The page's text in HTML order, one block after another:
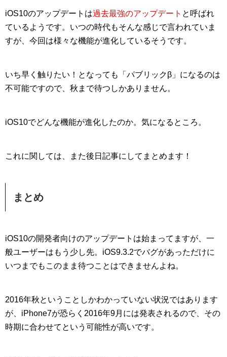
iOS10のアップデートは過去最強のアップデート と呼ばれ
ているようです。いつの時代もそんな感じで言われていま
すが、今回は様々な機能が進化しているそうです。
いち早く触りたい！となっても「パブリックβ」になるのは
不可能ですので、秋まで待つしかありません。
iOS10でどんな機能が進化したのか。気になるところ。
これに関しては、また後日記事にしてまとめます！
まとめ
iOS10の開発者向けのアップデートは始まってますが、一
般ユーザーはもう少し先。iOS9.3.2でバグがあっただけに
いつまでもこのまま待つことはできませんよね。
2016年秋ということしかわかっていない状況ではあります
が、iPhone7が恐らく2016年9月には発表されるので、その
時期に合わせてという可能性が高いです。